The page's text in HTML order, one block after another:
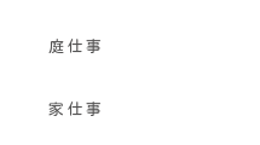
庭仕事
家仕事